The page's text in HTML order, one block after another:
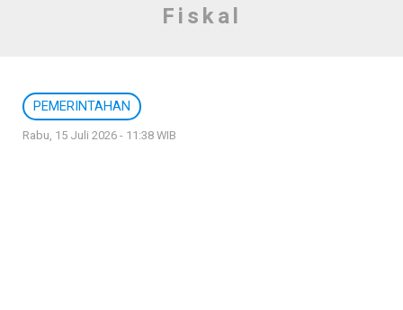
Fiskal
PEMERINTAHAN
Rabu, 15 Juli 2026 - 11:38 WIB